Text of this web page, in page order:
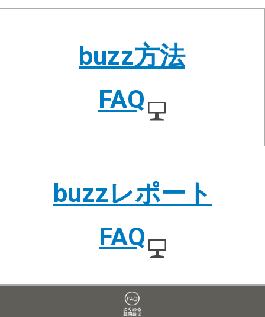
buzz方法
FAQ
buzzレポート
FAQ